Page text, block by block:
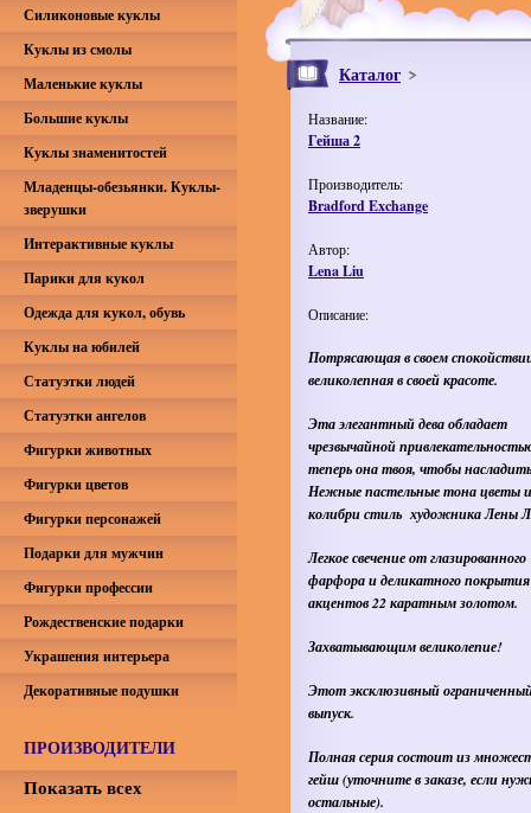
Каталог
Название:
Гейша 2
Производитель:
Bradford Exchange
Автор:
Lena Liu
Описание:
Потрясающая в своем
великолепная в своей красоте.
Эта элегантный дева обладает
чрезвычайной
теперь она твоя, чтобы
Нежные пастельные тона цветы и
колибри стиль художника Лены
Легкое свечение от глазированного
фарфора и деликатного покрытия
акцентов 22 каратным золотом.
Захватывающим великолепие!
Этот эксклюзивный
выпуск.
Полная серия состоит из
гейш (уточните в заказе, если
остальные).
Силиконовые куклы
Куклы из смолы
Маленькие куклы
Большие куклы
Куклы знаменитостей
Младенцы-обезьянки. Куклы-
зверушки
Интерактивные куклы
Парики для кукол
Одежда для кукол, обувь
Куклы на юбилей
Статуэтки людей
Статуэтки ангелов
Фигурки животных
Фигурки цветов
Фигурки персонажей
Подарки для мужчин
Фигурки профессии
Рождественские подарки
Украшения интерьера
Декоративные подушки
ПРОИЗВОДИТЕЛИ
Показать всех